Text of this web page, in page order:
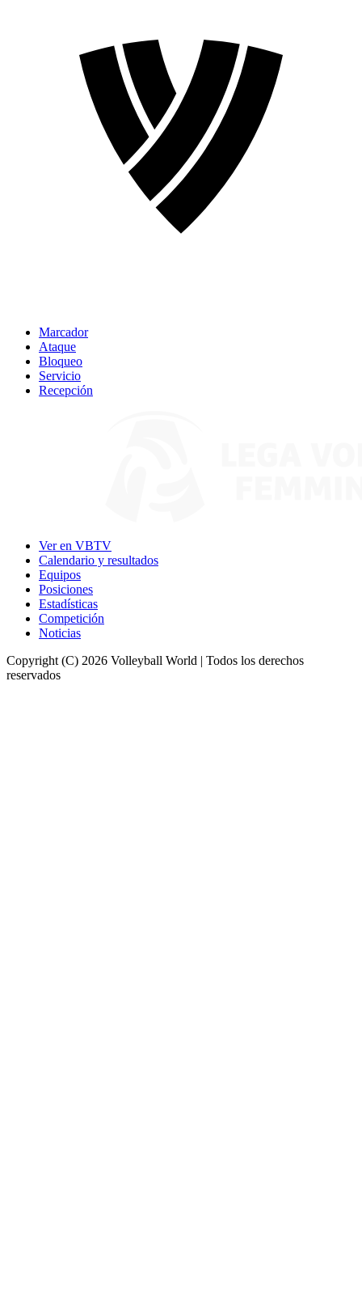
Marcador
Ataque
Bloqueo
Servicio
Recepción
Ver en VBTV
Calendario y resultados
Equipos
Posiciones
Estadísticas
Competición
Noticias
Copyright (C) 2026 Volleyball World | Todos los derechos
reservados